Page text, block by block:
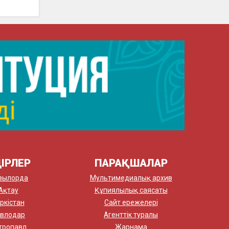
ПАРАҚШАЛАР
Мультимедиалық архив
Құпиялылық саясаты
Сайт ережелері
Агенттік туралы
Жарнама